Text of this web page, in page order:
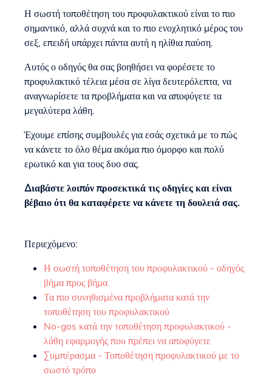
Η σωστή τοποθέτηση του προφυλακτικού είναι το πιο
σημαντικό, αλλά συχνά και το πιο ενοχλητικό μέρος του
σεξ, επειδή υπάρχει πάντα αυτή η ηλίθια παύση.
Αυτός ο οδηγός θα σας βοηθήσει να φορέσετε το
προφυλακτικό τέλεια μέσα σε λίγα δευτερόλεπτα, να
αναγνωρίσετε τα προβλήματα και να αποφύγετε τα
μεγαλύτερα λάθη.
Έχουμε επίσης συμβουλές για εσάς σχετικά με το πώς
να κάνετε το όλο θέμα ακόμα πιο όμορφο και πολύ
ερωτικό και για τους δυο σας.
Διαβάστε λοιπόν προσεκτικά τις οδηγίες και είναι
βέβαιο ότι θα καταφέρετε να κάνετε τη δουλειά σας.
Περιεχόμενο:
Η σωστή τοποθέτηση του προφυλακτικού - οδηγός
βήμα προς βήμα.
Τα πιο συνηθισμένα προβλήματα κατά την
τοποθέτηση του προφυλακτικού
No-gos κατά την τοποθέτηση προφυλακτικού -
λάθη εφαρμογής που πρέπει να αποφύγετε
Συμπέρασμα - Τοποθέτηση προφυλακτικού με το
σωστό τρόπο